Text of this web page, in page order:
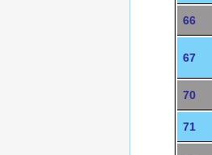
66
67
70
71